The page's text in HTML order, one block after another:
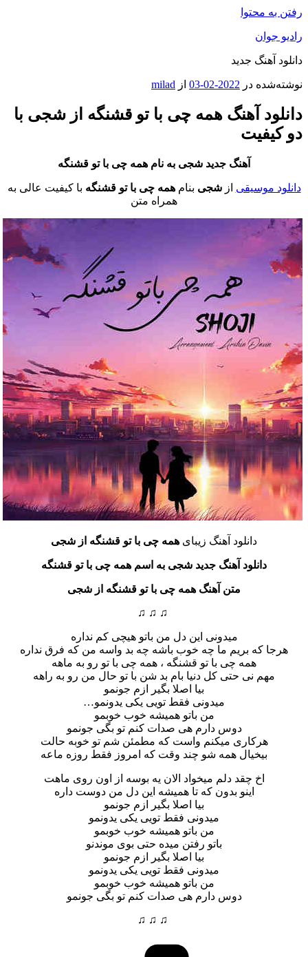
رفتن به محتوا
رادیو جوان
دانلود آهنگ جدید
نوشته‌شده در 2022-02-03 از milad
دانلود آهنگ همه چی با تو قشنگه از شجی با
دو کیفیت
آهنگ جدید شجی به نام همه چی با تو قشنگه
دانلود موسیقی ازشجی بنامهمه چی با تو قشنگه با کیفیت عالی به
همراه متن
دانلود آهنگ زیبای همه چی با تو قشنگه از شجی
دانلود آهنگ جدید شجی به اسم همه چی با تو قشنگه
متن آهنگ همه چی با تو قشنگه از شجی
♫ ♫ ♫
میدونی این دل من باتو هیچی کم نداره
هرجا که بریم ما چه خوب باشه چه بد واسه من که فرق نداره
همه چی با تو قشنگه ، همه چی با تو رو به ماهه
مهم نی حتی کل دنیا بام بد شن با تو حال من رو به راهه
بیا اصلا بگیر ازم جونمو
میدونی فقط تویی یکی یدونمو…
من باتو همیشه خوب خوبمو
دوس دارم هی صدات کنم تو بگی جونمو
هرکاری میکنم واست که مطمئن شم تو خوبه حالت
بیخیال همه شو چند وقت که امروز فقط روزه ماعه
اخ چقد دلم میخواد الان یه بوسه از اون روی ماهت
اینو بدون که تا همیشه این دل من دوست داره
بیا اصلا بگیر ازم جونمو
میدونی فقط تویی یکی یدونمو
من باتو همیشه خوب خوبمو
باتو رفتن میده حتی بوی موندنو
بیا اصلا بگیر ازم جونمو
میدونی فقط تویی یکی یدونمو
من باتو همیشه خوب خوبمو
دوس دارم هی صدات کنم تو بگی جونمو
♫ ♫ ♫